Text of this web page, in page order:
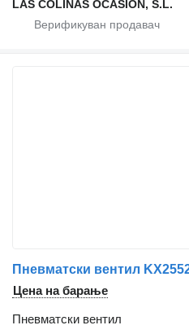
LAS COLINAS OCASION, S.L.
Цена на барање
Пневматски вентил